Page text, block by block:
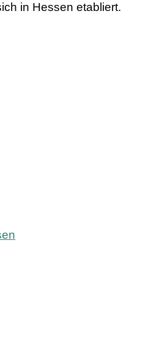
in Hessen etabliert.